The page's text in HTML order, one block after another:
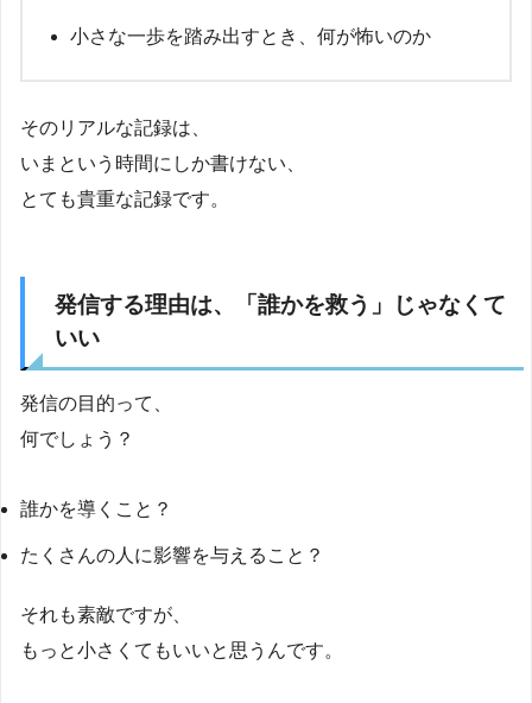
小さな一歩を踏み出すとき、何が怖いのか
そのリアルな記録は、
いまという時間にしか書けない、
とても貴重な記録です。
発信する理由は、「誰かを救う」じゃなくて
いい
発信の目的って、
何でしょう？
誰かを導くこと？
たくさんの人に影響を与えること？
それも素敵ですが、
もっと小さくてもいいと思うんです。